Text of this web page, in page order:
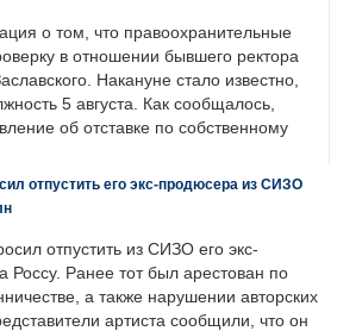
о том, что правоохранительные
в отношении бывшего ректора
Накануне стало известно,
5 августа. Как сообщалось,
об отставке по собственному
отпустить его экс-продюсера из СИЗО
отпустить из СИЗО его экс-
Ранее тот был арестован по
а также нарушении авторских
артиста сообщили, что он